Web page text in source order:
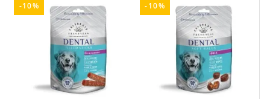
-10% -10%